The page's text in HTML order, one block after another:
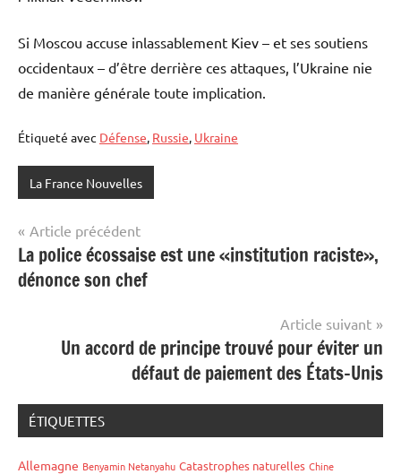
Si Moscou accuse inlassablement Kiev – et ses soutiens
occidentaux – d’être derrière ces attaques, l’Ukraine nie
de manière générale toute implication.
Étiqueté avec Défense, Russie, Ukraine
La France Nouvelles
Navigation
de
l’article
Article précédent
La police écossaise est une «institution raciste»,
dénonce son chef
Article suivant
Un accord de principe trouvé pour éviter un
défaut de paiement des États-Unis
ÉTIQUETTES
Allemagne Benyamin Netanyahu Catastrophes naturelles Chine